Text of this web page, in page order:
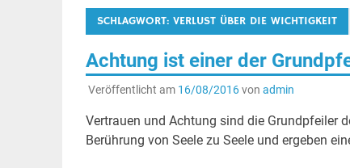
SCHLAGWORT: VERLUST ÜBER DIE WICHTIGKEIT
Achtung ist einer der
Veröffentlicht am 16/08/2016von admin
Vertrauen und Achtung sind die Grundpfeiler
Berührung von Seele zu Seele und ergeben